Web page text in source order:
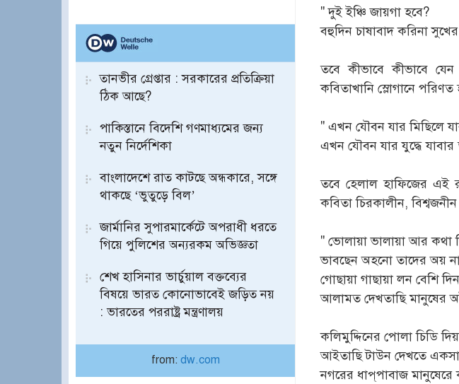
তানভীর গ্রেপ্তার : সরকারের প্রতিক্রিয়া
ঠিক আছে?
পাকিস্তানে বিদেশি গণমাধ্যমের জন্য
নতুন নির্দেশিকা
বাংলাদেশে রাত কাটছে অন্ধকারে, সঙ্গে
থাকছে ‘ভুতুড়ে বিল’
জার্মানির সুপারমার্কেটে অপরাধী ধরতে
গিয়ে পুলিশের অন্যরকম অভিজ্ঞতা
শেখ হাসিনার ভার্চুয়াল বক্তব্যের
বিষয়ে ভারত কোনোভাবেই জড়িত নয়
: ভারতের পররাষ্ট্র মন্ত্রণালয়
from: dw.com
'' দুই ইঞ্চি জায়গা হবে?
বহুদিন চাষাবাদ করিনা
তবে কীভাবে কীভাবে
কবিতাখানি স্লোগানে
'' এখন যৌবন যার মিছিলে
এখন যৌবন যার যুদ্ধে যাবার
তবে হেলাল হাফিজের এই
কবিতা চিরকালীন,
'' ভোলায়া ভালায়া আর কথা
ভাবছেন অহনো তাদের অয়
গোছায়া গাছায়া লন বেশি
আলামত দেখতাছি মানুষের
কলিমুদ্দিনের পোলা চিডি
আইতাছি টাউন দেখতে
নগরের ধাপ্‌পাবাজ